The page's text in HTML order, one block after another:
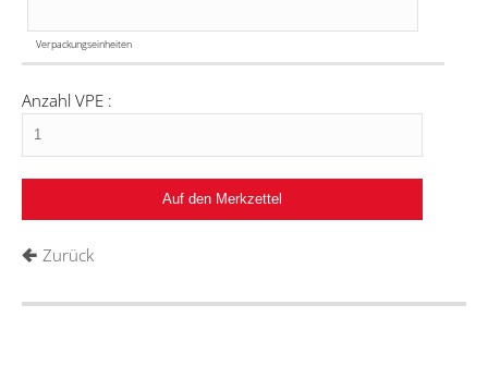
Verpackungseinheiten
Anzahl VPE :
Zurück